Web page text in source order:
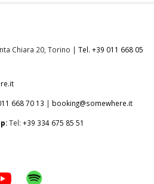
Chiara 20, Torino | Tel. +39 011 668 05
668 70 13 | booking@somewhere.it
:Tel: +39 334 675 85 51